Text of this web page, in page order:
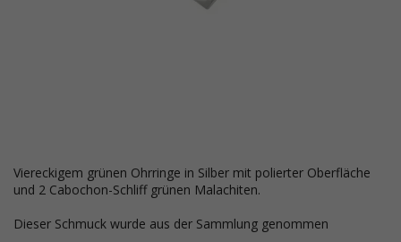
viereckigem grünen Ohrringe in Silber mit polierter Oberfläche
und 2 Cabochon-Schliff grünen Malachiten.
Dieser Schmuck wurde aus der Sammlung genommen